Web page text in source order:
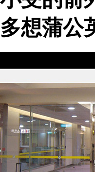
多想蒲公